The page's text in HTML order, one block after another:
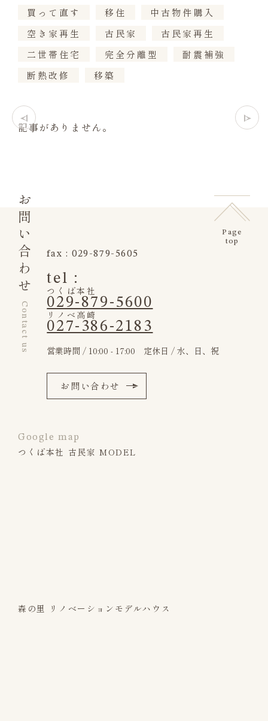
買って直す
移住
中古物件購入
空き家再生
古民家
古民家再生
二世帯住宅
完全分離型
耐震補強
断熱改修
移築
記事がありません。
お問い合わせ
Contact us
fax : 029-879-5605
tel :
つくば本社
029-879-5600
リノベ高崎
027-386-2183
営業時間 / 10:00 - 17:00 定休日 / 水、日、祝
お問い合わせ
Google map
つくば本社 古民家 MODEL
森の里 リノベーションモデルハウス
Page
top